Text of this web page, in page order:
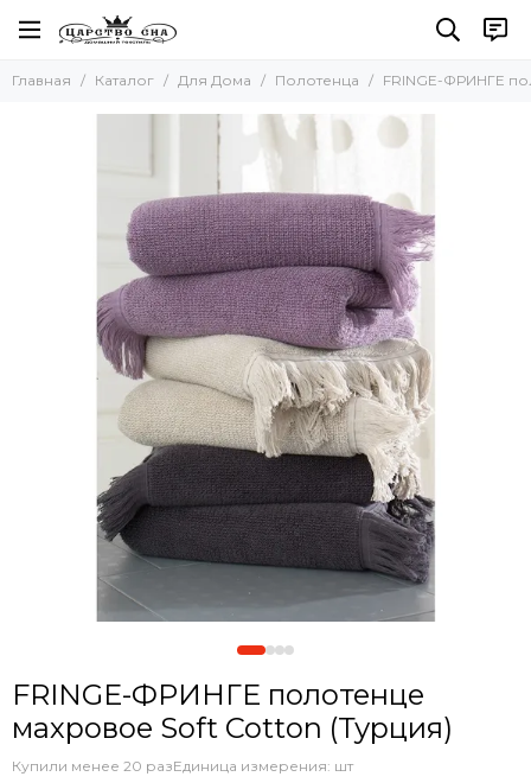
Для Дома
Наборы салфеток
Кухонные полотенца
Для бани и сауны
Пляжные полотенца
Новогодние полотенца
Скатерти
Фартуки
Одеяла и Подушки
Акссесуары
Главная Каталог Для Дома Полотенца FRINGE-ФРИНГЕ
FRINGE-ФРИНГЕ полотенце
махровое Soft Cotton (Турция)
Купили менее 20 разЕдиница измерения: шт